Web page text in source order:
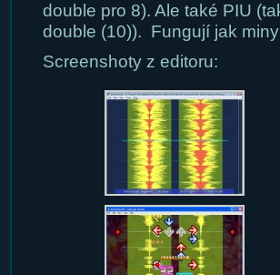
double pro 8). Ale také PIU
double (10)). Fungují jak
Screenshoty z editoru: